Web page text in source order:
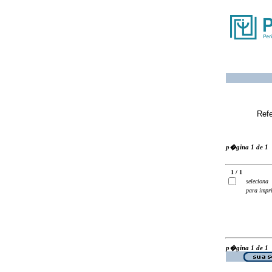
p�gina 1 de 1
1 / 1
seleciona
para
p�gina 1 de 1